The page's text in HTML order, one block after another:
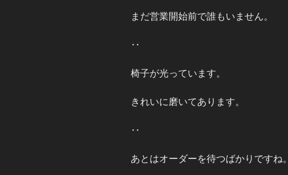
まだ営業開始前で誰もいません。
‥
椅子が光っています。
きれいに磨いてあります。
‥
あとはオーダーを待つばかりですね。